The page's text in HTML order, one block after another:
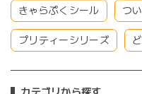
きゃらぷくシール つ
プリティーシリーズ